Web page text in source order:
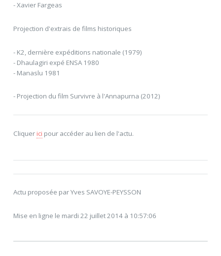
- Xavier Fargeas
Projection d'extrais de films historiques
- K2, dernière expéditions nationale (1979)
- Dhaulagiri expé ENSA 1980
- Manaslu 1981
- Projection du film Survivre à l'Annapurna (2012)
Cliquerici pour accéder au lien de l'actu.
Actu proposée par Yves SAVOYE-PEYSSON
Mise en ligne le mardi 22 juillet 2014 à 10:57:06